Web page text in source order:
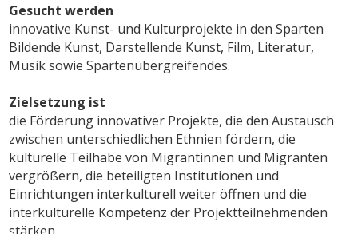
Gesucht werden
innovative Kunst- und Kulturprojekte in den Sparten
Bildende Kunst, Darstellende Kunst, Film, Literatur,
Musik sowie Spartenübergreifendes.
Zielsetzung ist
die Förderung innovativer Projekte, die den Austausch
zwischen unterschiedlichen Ethnien fördern, die
kulturelle Teilhabe von Migrantinnen und Migranten
vergrößern, die beteiligten Institutionen und
Einrichtungen interkulturell weiter öffnen und die
interkulturelle Kompetenz der Projektteilnehmenden